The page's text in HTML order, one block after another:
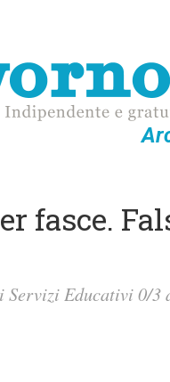
fasce.
Servizi Educativi 0/3